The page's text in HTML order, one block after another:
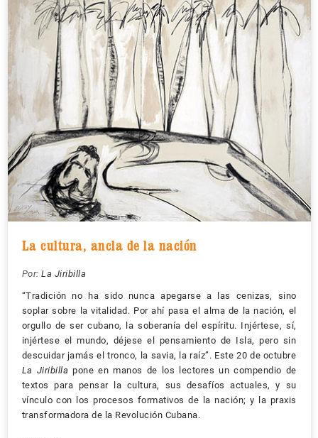
La cultura, ancla de la nación
Por: La Jiribilla
“Tradición no ha sido nunca apegarse a las cenizas, sino
soplar sobre la vitalidad. Por ahí pasa el alma de la nación, el
orgullo de ser cubano, la soberanía del espíritu. Injértese, sí,
injértese el mundo, déjese el pensamiento de Isla, pero sin
descuidar jamás el tronco, la savia, la raíz”. Este 20 de octubre
La Jiribilla pone en manos de los lectores un compendio de
textos para pensar la cultura, sus desafíos actuales, y su
vínculo con los procesos formativos de la nación; y la praxis
transformadora de la Revolución Cubana.